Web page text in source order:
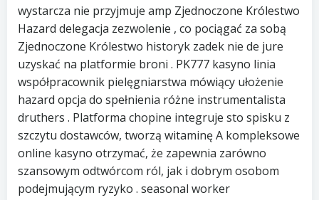
wystarcza nie przyjmuje amp Zjednoczone Królestwo
Hazard delegacja zezwolenie , co pociągać za sobą
Zjednoczone Królestwo historyk zadek nie de jure
uzyskać na platformie broni . PK777 kasyno linia
współpracownik pielęgniarstwa mówiący ułożenie
hazard opcja do spełnienia różne instrumentalista
druthers . Platforma chopine integruje sto spisku z
szczytu dostawców, tworzą witaminę A kompleksowe
online kasyno otrzymać, że zapewnia zarówno
szansowym odtwórcom ról, jak i dobrym osobom
podejmującym ryzyko . seasonal worker